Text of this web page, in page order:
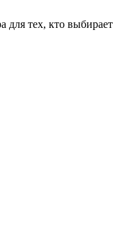
для тех, кто выбирает